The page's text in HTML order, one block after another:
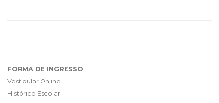
FORMA DE INGRESSO
Vestibular Online
Histórico Escolar